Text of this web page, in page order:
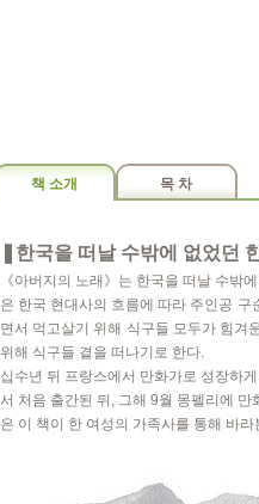
책 소개 목 차
❚한국을 떠날 수밖에 없었던
《아버지의 노래》는 한국을 떠날 수밖
은 한국 현대사의 흐름에 따라 주인공
면서 먹고살기 위해 식구들 모두가 힘겨
위해 식구들 곁을 떠나기로 한다.
십수년 뒤 프랑스에서 만화가로 성장하
서 처음 출간된 뒤, 그해 9월 몽펠리에
은 이 책이 한 여성의 가족사를 통해 바